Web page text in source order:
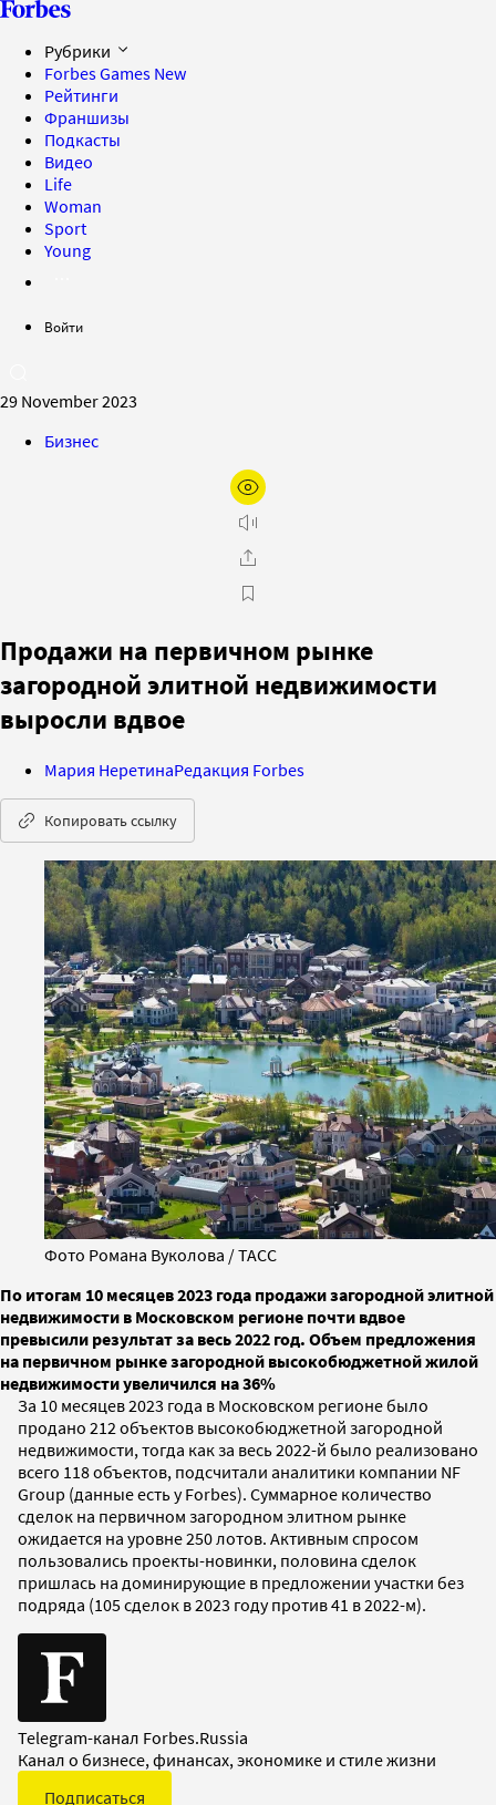
Рубрики
Forbes Games New
Рейтинги
Франшизы
Подкасты
Видео
Life
Woman
Sport
Young
Войти
29 November 2023
Бизнес
Продажи на первичном рынке
загородной элитной недвижимости
выросли вдвое
Мария НеретинаРедакция Forbes
Копировать ссылку
Фото Романа Вуколова / ТАСС
По итогам 10 месяцев 2023 года продажи загородной элитной
недвижимости в Московском регионе почти вдвое
превысили результат за весь 2022 год. Объем предложения
на первичном рынке загородной высокобюджетной жилой
недвижимости увеличился на 36%
За 10 месяцев 2023 года в Московском регионе было
продано 212 объектов высокобюджетной загородной
недвижимости, тогда как за весь 2022-й было реализовано
всего 118 объектов, подсчитали аналитики компании NF
Group (данные есть у Forbеs). Суммарное количество
сделок на первичном загородном элитном рынке
ожидается на уровне 250 лотов. Активным спросом
пользовались проекты-новинки, половина сделок
пришлась на доминирующие в предложении участки без
подряда (105 сделок в 2023 году против 41 в 2022-м).
Telegram-канал Forbes.Russia
Канал о бизнесе, финансах, экономике и стиле жизни
Подписаться